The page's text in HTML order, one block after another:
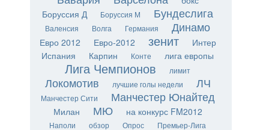
Боруссия Д
Боруссия М Бундеслига
Валенсия Волга Германия Динамо
Евро 2012 Евро-2012 зенит
Интер
Испания
Карпин Конте лига европы
Лига Чемпионов лимит
Локомотив лучшие голы недели ЛЧ
Манчестер Сити Манчестер Юнайтед
Милан МЮ на конкурс FM2012
Наполи обзор Опрос
Премьер-Лига